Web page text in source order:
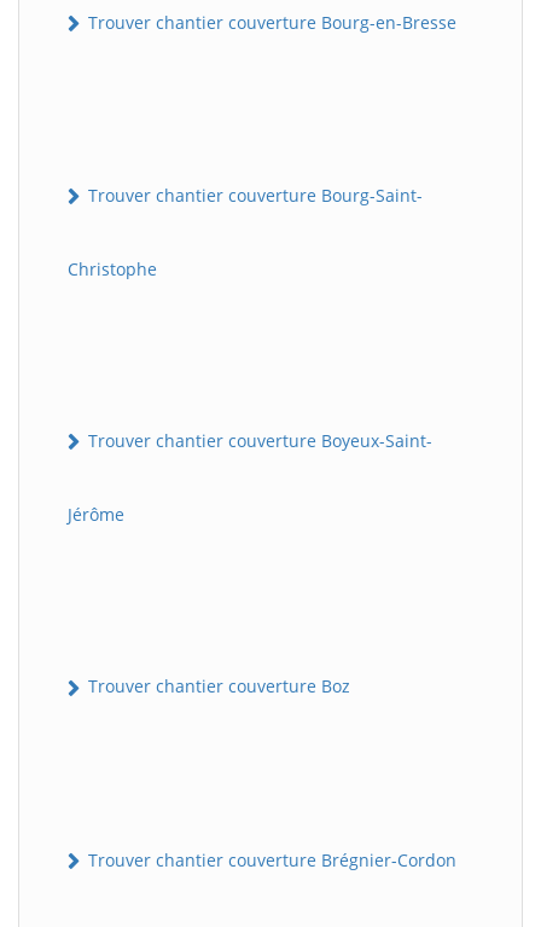
Trouver chantier couverture Bourg-en-Bresse
Trouver chantier couverture Bourg-Saint-
Christophe
Trouver chantier couverture Boyeux-Saint-
Jérôme
Trouver chantier couverture Boz
Trouver chantier couverture Brégnier-Cordon